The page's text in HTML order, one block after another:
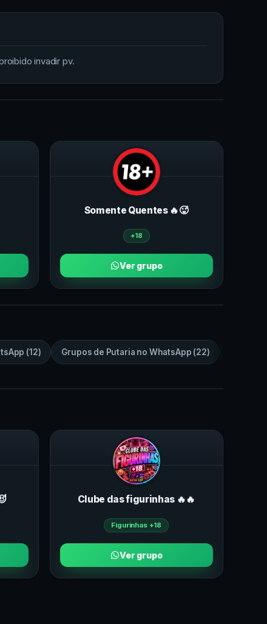
invadir pv.
Somente Quentes 🔥🥵
+18
Ver grupo
(12) Grupos de Putaria no WhatsApp (22)
Clube das figurinhas 🔥🔥
Figurinhas +18
Ver grupo